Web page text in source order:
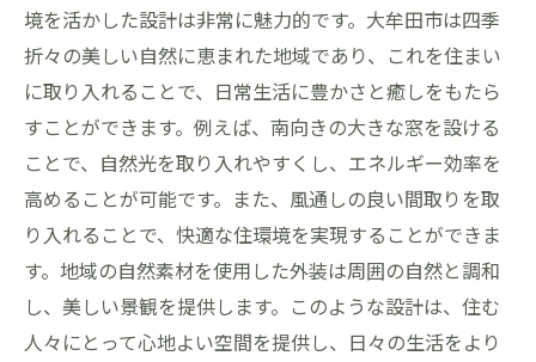
境を活かした設計は非常に魅力的です。大牟田市は四季
折々の美しい自然に恵まれた地域であり、これを住まい
に取り入れることで、日常生活に豊かさと癒しをもたら
すことができます。例えば、南向きの大きな窓を設ける
ことで、自然光を取り入れやすくし、エネルギー効率を
高めることが可能です。また、風通しの良い間取りを取
り入れることで、快適な住環境を実現することができま
す。地域の自然素材を使用した外装は周囲の自然と調和
し、美しい景観を提供します。このような設計は、住む
人々にとって心地よい空間を提供し、日々の生活をより